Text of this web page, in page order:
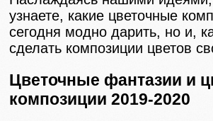
узнаете, какие цветочные
сегодня модно дарить, но и,
сделать композиции цветов
Цветочные фантазии и
композиции 2019-2020